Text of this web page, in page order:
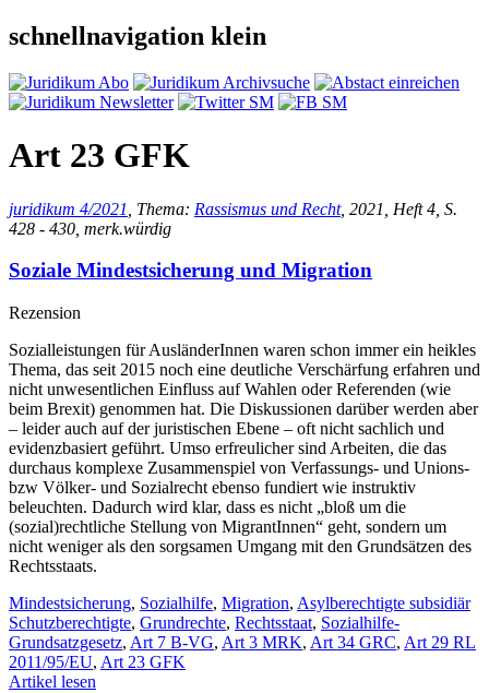
schnellnavigation klein
Art 23 GFK
juridikum 4/2021 , Thema: Rassismus und Recht, 2021, Heft 4, S.
428 - 430, merk.würdig
Soziale Mindestsicherung und Migration
Rezension
Sozialleistungen für AusländerInnen waren schon immer ein heikles
Thema, das seit 2015 noch eine deutliche Verschärfung erfahren und
nicht unwesentlichen Einfluss auf Wahlen oder Referenden (wie
beim Brexit) genommen hat. Die Diskussionen darüber werden aber
– leider auch auf der juristischen Ebene – oft nicht sachlich und
evidenzbasiert geführt. Umso erfreulicher sind Arbeiten, die das
durchaus komplexe Zusammenspiel von Verfassungs- und Unions-
bzw Völker- und Sozialrecht ebenso fundiert wie instruktiv
beleuchten. Dadurch wird klar, dass es nicht „bloß um die
(sozial)rechtliche Stellung von MigrantInnen“ geht, sondern um
nicht weniger als den sorgsamen Umgang mit den Grundsätzen des
Rechtsstaats.
Mindestsicherung, Sozialhilfe, Migration, Asylberechtigte subsidiär
Schutzberechtigte, Grundrechte, Rechtsstaat, Sozialhilfe-
Grundsatzgesetz, Art 7 B-VG, Art 3 MRK, Art 34 GRC, Art 29 RL
2011/95/EU, Art 23 GFK
Artikel lesen